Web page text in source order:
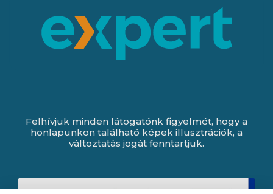
Felhívjuk minden látogatónk figyelmét, hogy a
honlapunkon található képek illusztrációk, a
változtatás jogát fenntartjuk.